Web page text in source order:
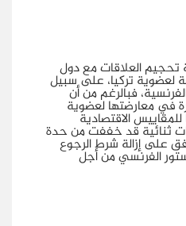
تحجيم العلاقات مع دول
لعضوية تركيا، على سبيل
فبالرغم من أن
في معارضتها لعضوية
الاقتصادية
ثنائية قد خففت من حدة
على إزالة شرط الرجوع
الفرنسي من أجل